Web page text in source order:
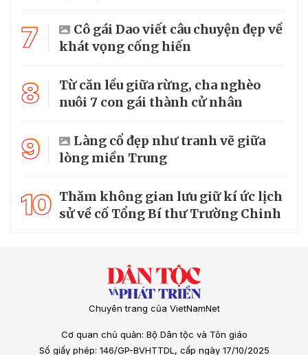
7
Cô gái Dao viết câu chuyện đẹp về
khát vọng cống hiến
8
Từ căn lều giữa rừng, cha nghèo
nuôi 7 con gái thành cử nhân
9
Làng cổ đẹp như tranh vẽ giữa
lòng miền Trung
10 Thăm không gian lưu giữ kí ức lịch
sử về cố Tổng Bí thư Trường Chinh
Chuyên trang của VietNamNet
Cơ quan chủ quản: Bộ Dân tộc và Tôn giáo
Số giấy phép: 146/GP-BVHTTDL, cấp ngày 17/10/2025